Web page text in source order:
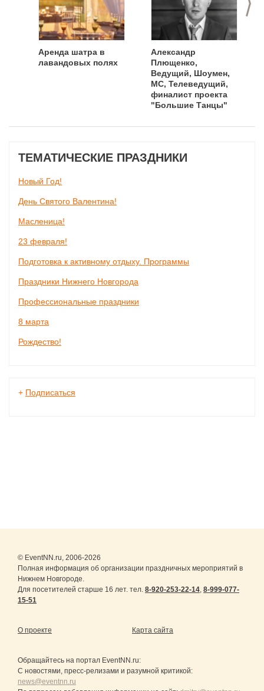
Аренда шатра в
лавандовых полях
Александр
Плющенко,
Ведущий, Шоумен,
MC, Телеведущий,
финалист проекта
"Большие Танцы"
ТЕМАТИЧЕСКИЕ ПРАЗДНИКИ
Новый Год!
День Святого Валентина!
Масленица!
23 февраля!
Подготовка к активному отдыху. Программы
Праздники Нижнего Новгорода
Профессиональные праздники
8 марта
Рождество!
+ Подписаться
© EventNN.ru, 2006-2026
Полная информация об организации праздничных мероприятий в
Нижнем Новгороде.
Для посетителей старше 16 лет. тел. 8-920-253-22-14, 8-999-077-
15-51
О проекте Карта сайта
Обращайтесь на портал EventNN.ru:
С новостями, пресс-релизами и разумной критикой:
news@eventnn.ru